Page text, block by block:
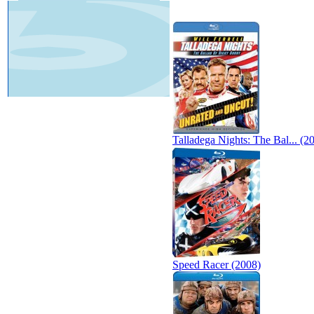
Talladega Nights: The Bal...
Speed Racer (2008)